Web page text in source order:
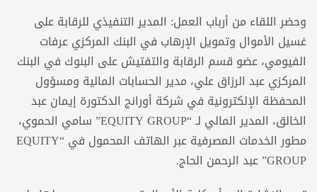
وحضر اللقاء من أرباب العمل: المدير التنفيذي للرقابة على
غسيل الأموال وتمويل الإرهاب في البنك المركزي عرفات
الفيومي، عضو قسم الرقابة والتفتيش على البنوك في البنك
المركزي عبد الرزاق علي، مدير الحسابات المالية ومسؤول
المحفظة الإلكترونية في شركة أورانج الدكتورة إيمان عبد
الخالق، المدير المالي لـ “EQUITY GROUP” سامي الحموي،
مطور الخدمات المصرفية عبر الهاتف المحمول في “EQUITY
GROUP” عبد الرحمن الحاج.